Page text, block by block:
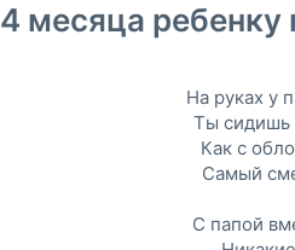
4 месяца ребенку
На руках у
Ты сидишь
Как с
Самый
С папой